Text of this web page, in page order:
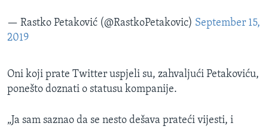
— Rastko Petaković (@RastkoPetakovic) September 15,
2019
Oni koji prate Twitter uspjeli su, zahvaljući Petakoviću,
ponešto doznati o statusu kompanije.
„Ja sam saznao da se nesto dešava prateći vijesti, i